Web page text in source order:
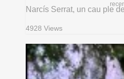
Narcís Serrat, un cau ple
4928 Views